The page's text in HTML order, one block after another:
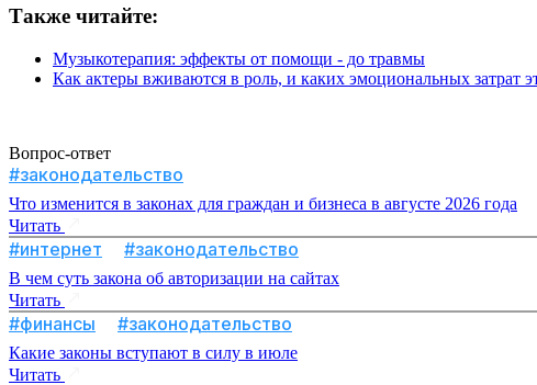
Также читайте:
Музыкотерапия: эффекты от помощи - до травмы
Как актеры вживаются в роль, и каких эмоциональных затрат
Вопрос-ответ
#законодательство
Что изменится в законах для граждан и бизнеса в августе 2026 года
Читать
#интернет #законодательство
В чем суть закона об авторизации на сайтах
Читать
#финансы #законодательство
Какие законы вступают в силу в июле
Читать